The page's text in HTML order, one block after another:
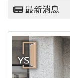
最新消息